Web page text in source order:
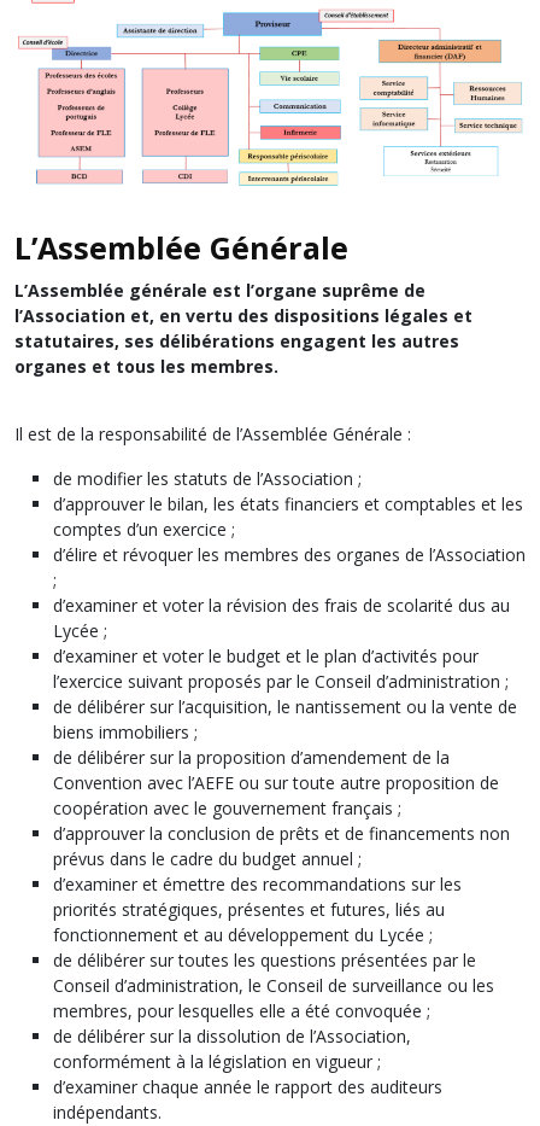
L’Assemblée Générale
L’Assemblée générale est l’organe suprême de
l’Association et, en vertu des dispositions légales et
statutaires, ses délibérations engagent les autres
organes et tous les membres.
Il est de la responsabilité de l’Assemblée Générale :
de modifier les statuts de l’Association ;
d’approuver le bilan, les états financiers et comptables et les
comptes d’un exercice ;
d’élire et révoquer les membres des organes de l’Association
;
d’examiner et voter la révision des frais de scolarité dus au
Lycée ;
d’examiner et voter le budget et le plan d’activités pour
l’exercice suivant proposés par le Conseil d’administration ;
de délibérer sur l’acquisition, le nantissement ou la vente de
biens immobiliers ;
de délibérer sur la proposition d’amendement de la
Convention avec l’AEFE ou sur toute autre proposition de
coopération avec le gouvernement français ;
d’approuver la conclusion de prêts et de financements non
prévus dans le cadre du budget annuel ;
d’examiner et émettre des recommandations sur les
priorités stratégiques, présentes et futures, liés au
fonctionnement et au développement du Lycée ;
de délibérer sur toutes les questions présentées par le
Conseil d’administration, le Conseil de surveillance ou les
membres, pour lesquelles elle a été convoquée ;
de délibérer sur la dissolution de l’Association,
conformément à la législation en vigueur ;
d’examiner chaque année le rapport des auditeurs
indépendants.